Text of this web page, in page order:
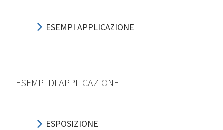
ESEMPI APPLICAZIONE
ESEMPI DI APPLICAZIONE
ESPOSIZIONE